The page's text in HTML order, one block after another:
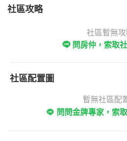
社區攻略
社區暫無
問房仲，索取
社區配置圖
暫無社區配
問問金牌專家，索